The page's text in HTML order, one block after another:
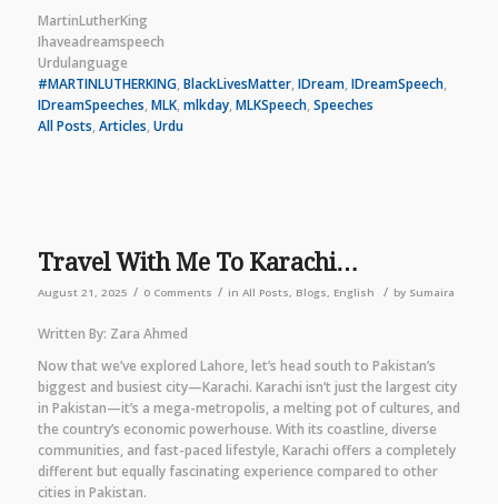
MartinLutherKing
Ihaveadreamspeech
Urdulanguage
#MARTINLUTHERKING, BlackLivesMatter, IDream, IDreamSpeech,
IDreamSpeeches, MLK, mlkday, MLKSpeech, Speeches
All Posts, Articles, Urdu
Travel With Me To Karachi…
August 21, 2025 / 0 Comments / in All Posts, Blogs, English / by Sumaira
Written By: Zara Ahmed
Now that we’ve explored Lahore, let’s head south to Pakistan’s
biggest and busiest city—Karachi. Karachi isn’t just the largest city
in Pakistan—it’s a mega-metropolis, a melting pot of cultures, and
the country’s economic powerhouse. With its coastline, diverse
communities, and fast-paced lifestyle, Karachi offers a completely
different but equally fascinating experience compared to other
cities in Pakistan.